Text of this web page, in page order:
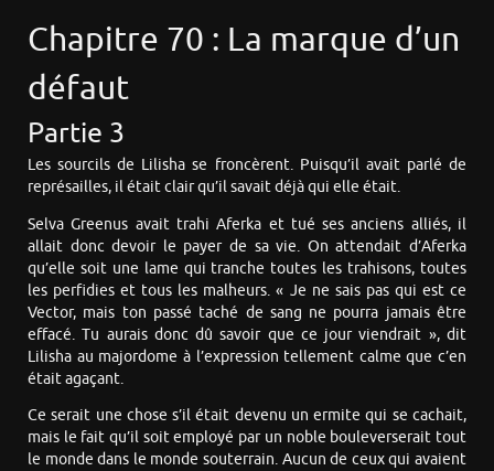
Chapitre 70 : La marque d’un
défaut
Partie 3
Les sourcils de Lilisha se froncèrent. Puisqu’il avait parlé de
représailles, il était clair qu’il savait déjà qui elle était.
Selva Greenus avait trahi Aferka et tué ses anciens alliés, il
allait donc devoir le payer de sa vie. On attendait d’Aferka
qu’elle soit une lame qui tranche toutes les trahisons, toutes
les perfidies et tous les malheurs. « Je ne sais pas qui est ce
Vector, mais ton passé taché de sang ne pourra jamais être
effacé. Tu aurais donc dû savoir que ce jour viendrait », dit
Lilisha au majordome à l’expression tellement calme que c’en
était agaçant.
Ce serait une chose s’il était devenu un ermite qui se cachait,
mais le fait qu’il soit employé par un noble bouleverserait tout
le monde dans le monde souterrain. Aucun de ceux qui avaient